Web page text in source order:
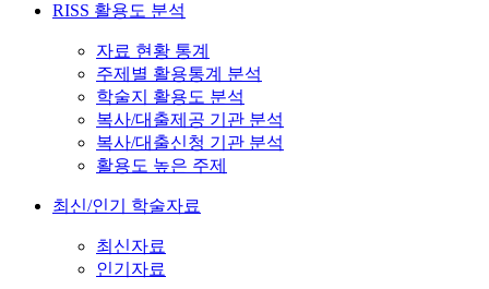
RISS 활용도 분석
자료 현황 통계
주제별 활용통계 분석
학술지 활용도 분석
복사/대출제공 기관 분석
복사/대출신청 기관 분석
활용도 높은 주제
최신/인기 학술자료
최신자료
인기자료